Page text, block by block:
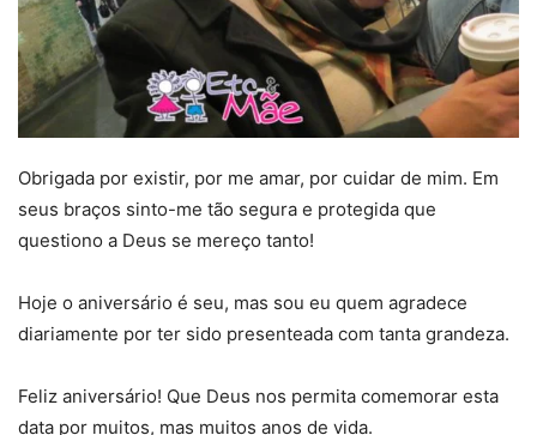
Obrigada por existir, por me amar, por cuidar de mim. Em
seus braços sinto-me tão segura e protegida que
questiono a Deus se mereço tanto!
Hoje o aniversário é seu, mas sou eu quem agradece
diariamente por ter sido presenteada com tanta grandeza.
Feliz aniversário! Que Deus nos permita comemorar esta
data por muitos, mas muitos anos de vida.